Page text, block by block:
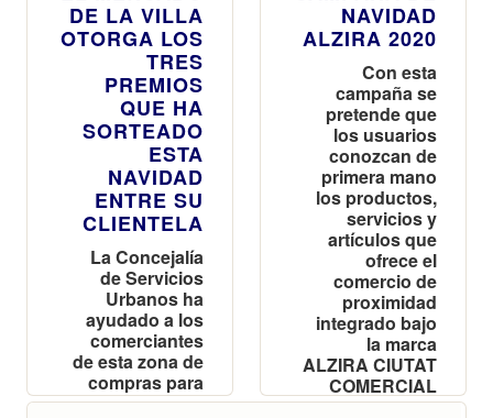
DE LA VILLA
OTORGA LOS
TRES
PREMIOS
QUE HA
SORTEADO
ESTA
NAVIDAD
ENTRE SU
CLIENTELA
La Concejalía
de Servicios
Urbanos ha
ayudado a los
comerciantes
de esta zona de
compras para
reactivar y
NAVIDAD
ALZIRA 2020
Con esta
campaña se
pretende que
los usuarios
conozcan de
primera mano
los productos,
servicios y
artículos que
ofrece el
comercio de
proximidad
integrado bajo
la marca
ALZIRA CIUTAT
COMERCIAL